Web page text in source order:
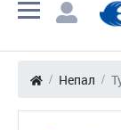
Непал